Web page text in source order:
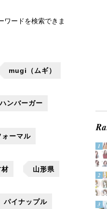
ワードを検索できま
mugi（ムギ）
ハンバーガー
ォーマル
材 山形県
パイナップル